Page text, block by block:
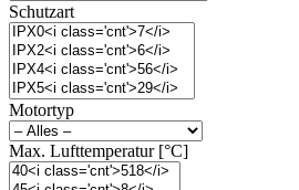
Schutzart
Motortyp
Max. Lufttemperatur [°C]